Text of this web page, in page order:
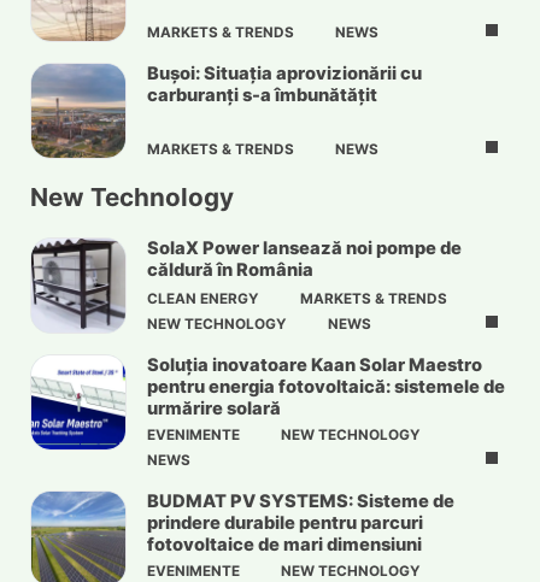
MARKETS & TRENDS NEWS
Bușoi: Situația aprovizionării cu
carburanți s-a îmbunătățit
MARKETS & TRENDS NEWS
New Technology
SolaX Power lansează noi pompe de
căldură în România
CLEAN ENERGY
MARKETS & TRENDS
NEW TECHNOLOGY
NEWS
Soluția inovatoare Kaan Solar Maestro
pentru energia fotovoltaică: sistemele de
urmărire solară
EVENIMENTE
NEW TECHNOLOGY
NEWS
BUDMAT PV SYSTEMS: Sisteme de
prindere durabile pentru parcuri
fotovoltaice de mari dimensiuni
EVENIMENTE
NEW TECHNOLOGY